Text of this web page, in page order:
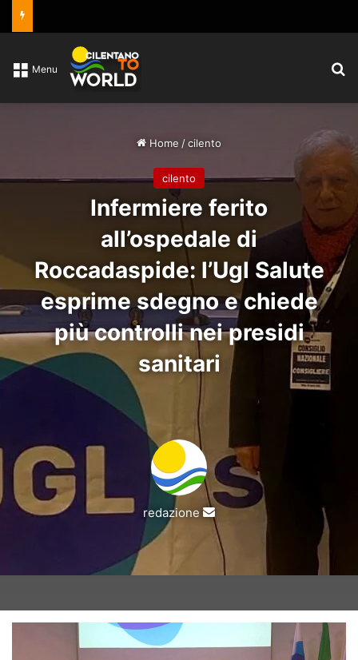
Menu
Home /cilento
cilento
Infermiere ferito
all’ospedale di
Roccadaspide: l’Ugl Salute
esprime sdegno e chiede
più controlli nei presidi
sanitari
redazione
Invia
un'email